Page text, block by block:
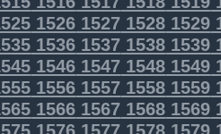
1526 1527 1528 1529
1536 1537 1538 1539
1546 1547 1548 1549
1556 1557 1558 1559
1566 1567 1568 1569